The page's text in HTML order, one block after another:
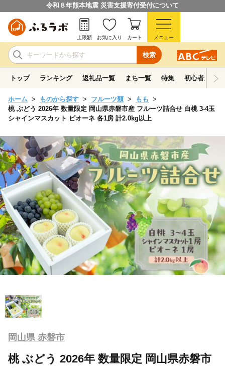
令和８年熊本地震 災害支援寄付受付について
検索
上限額 お気に入り カート メニュー
トップ ランキング 返礼品一覧 まち一覧 特集 初心者ガイド
ホーム ものから探す フルーツ類
もも
桃 ぶどう 2026年 数量限定 岡山県赤磐市産 フルーツ詰合せ 白桃 3-4玉
シャインマスカット ピオーネ 各1房 計2.0kg以上
岡山県 赤磐市
桃 ぶどう 2026年 数量限定 岡山県赤磐市